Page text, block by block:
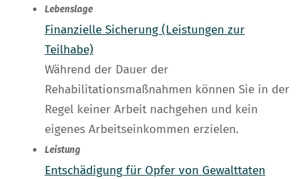
Lebenslage
Finanzielle Sicherung (Leistungen zur
Teilhabe)
Während der Dauer der
Rehabilitationsmaßnahmen können Sie in der
Regel keiner Arbeit nachgehen und kein
eigenes Arbeitseinkommen erzielen.
Leistung
Entschädigung für Opfer von Gewalttaten